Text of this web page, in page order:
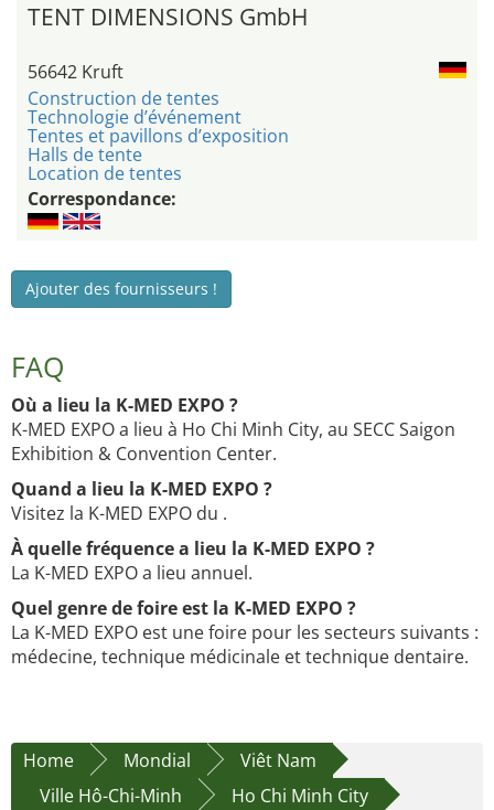
TENT DIMENSIONS GmbH
56642 Kruft
Construction de tentes
Technologie d’événement
Tentes et pavillons d’exposition
Halls de tente
Location de tentes
Correspondance:
Ajouter des fournisseurs !
FAQ
Où a lieu la K-MED EXPO ?
K-MED EXPO a lieu à Ho Chi Minh City, au SECC Saigon
Exhibition & Convention Center.
Quand a lieu la K-MED EXPO ?
Visitez la K-MED EXPO du .
À quelle fréquence a lieu la K-MED EXPO ?
La K-MED EXPO a lieu annuel.
Quel genre de foire est la K-MED EXPO ?
La K-MED EXPO est une foire pour les secteurs suivants :
médecine, technique médicinale et technique dentaire.
Home Mondial
Viêt Nam
Ville Hô-Chi-Minh
Ho Chi Minh City